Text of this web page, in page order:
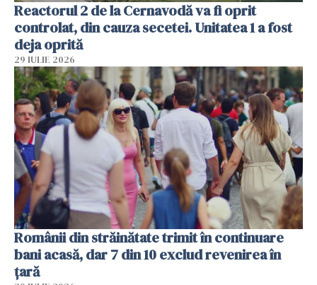
Reactorul 2 de la Cernavodă va fi oprit
controlat, din cauza secetei. Unitatea 1 a fost
deja oprită
29 IULIE 2026
Românii din străinătate trimit în continuare
bani acasă, dar 7 din 10 exclud revenirea în
țară